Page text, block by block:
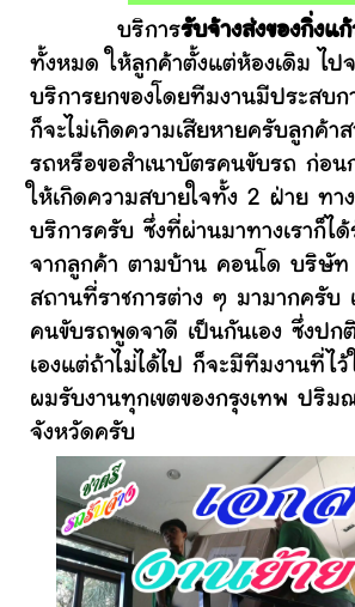
บริการรับจ้างส่งของกิ่งแก้
ทั้งหมด ให้ลูกค้าตั้งแต่ห้องเดิม ไป
บริการยกของโดยทีมงานมีประสบ
ก็จะไม่เกิดความเสียหายครับลูกค้า
รถหรือขอสำเนาบัตรคนขับรถ ก่อน
ให้เกิดความสบายใจทั้ง 2 ฝ่าย ทา
บริการครับ ซึ่งที่ผ่านมาทางเราก็ได้
จากลูกค้า ตามบ้าน คอนโด บริษัท
สถานที่ราชการต่าง ๆ มามากครับ
คนขับรถพูดจาดี เป็นกันเอง ซึ่งปก
เองแต่ถ้าไม่ได้ไป ก็จะมีทีมงานที่ไ
ผมรับงานทุกเขตของกรุงเทพ ปริม
จังหวัดครับ